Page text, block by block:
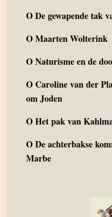
ODe gewapende tak
OMaarten Wolterink
ONaturisme en de
O Caroline van der
om Joden
OHet pak van
ODe achterbakse
Marbe